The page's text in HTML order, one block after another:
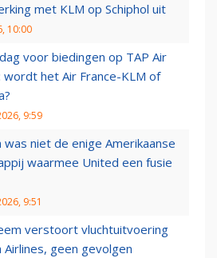
met KLM op Schiphol uit
10:00
voor biedingen op TAP Air
wordt het Air France-KLM of
9:59
was niet de enige Amerikaanse
waarmee United een fusie
9:51
verstoort vluchtuitvoering
Airlines, geen gevolgen